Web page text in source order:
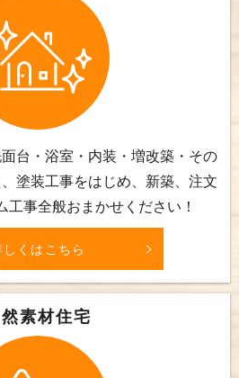
台・浴室・内装・増改築・その
塗装工事をはじめ、新築、注文
工事全般おまかせください！
しくはこちら
然素材住宅